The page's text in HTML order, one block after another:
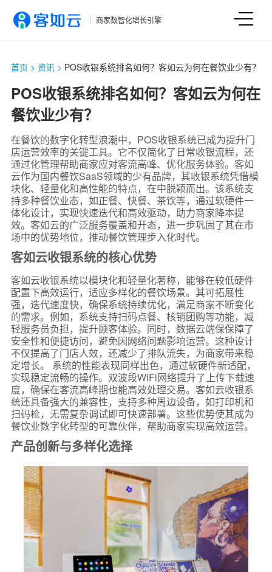
商家数智化增长引擎
首页 > 资讯> POS收银系统排名如何？客如云为何在餐饮业少有？
POS收银系统排名如何？客如云为何在
餐饮业少有？
在餐饮的数字化转型浪潮中，POS收银系统已成为提升门
店运营效率的关键工具。它不仅简化了日常收银流程，还
通过化管理帮助商家应对客流高峰、优化服务体验。客如
云作为国内餐饮SaaS领域的少有品牌，其收银系统凭借模
块化、轻量化和高性能的特点，在中脱颖而出。该系统支
持多种餐饮业态，如正餐、快餐、茶饮等，通过软硬件一
体化设计，实现快速迭代和高效驱动，助力商家降本提
效。客如云的广泛服务覆盖和开态，进一步巩固了其在市
场中的优势地位，推动餐饮管理步入化时代。
客如云收银系统的核心优势
客如云收银系统以模块化和轻量化著称，能够在较低硬件
配置下高效运行，适应多样化的餐饮场景。其可拓展性
强，迭代速度快，确保系统持续优化，满足商家不断变化
的需求。例如，系统支持扫码点餐、核销团购等功能，减
轻服务员负担，提升顾客体验。同时，数据云端保保障了
安全性和便捷访问，避免因网络问题影响运营。这种设计
不仅提高了门店人效，还减少了排队流失，为商家带来稳
定增长。 系统的性能表现同样出色，通过软硬件新适配，
实现稳定流畅的操作。双波段WiFi网络提升了上传下载速
度，确保在客流高峰期也能高效处理交易。客如云收银系
统还具备强大的兼容性，支持多种周边设备，如打印机和
扫码枪，无需复杂调试即可快速部署。这些优势使其成为
餐饮业数字化转型的可靠伙伴，帮助商家实现高效运营。
产品创新与多样化选择